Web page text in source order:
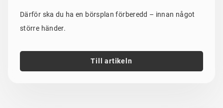
Därför ska du ha en börsplan förberedd – innan något
större händer.
Till artikeln